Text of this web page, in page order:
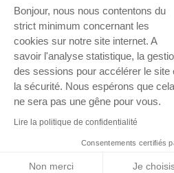
Ingrédients :lait, œuf,
Allergènes: lactose, œuf
Copyright © 2019/2099
confidentialité-mentions
de cookies
Bonjour, nous nous contentons du
strict minimum concernant les
cookies sur notre site internet. A
savoir l'analyse statistique, la
des sessions pour accélérer le site
la sécurité. Nous espérons que cela
ne sera pas une gêne pour vous.
Lire la politique de confidentialité
Consentements certifiés
Non merci Je